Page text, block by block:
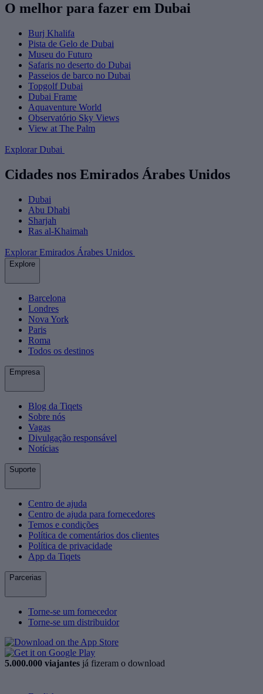
O melhor para fazer em Dubai
Burj Khalifa
Pista de Gelo de Dubai
Museu do Futuro
Safaris no deserto do Dubai
Passeios de barco no Dubai
Topgolf Dubai
Dubai Frame
Aquaventure World
Observatório Sky Views
View at The Palm
Explorar Dubai
Cidades nos Emirados Árabes Unidos
Dubai
Abu Dhabi
Sharjah
Ras al-Khaimah
Explorar Emirados Árabes Unidos
Explore
Barcelona
Londres
Nova York
Paris
Roma
Todos os destinos
Empresa
Blog da Tiqets
Sobre nós
Vagas
Divulgação responsável
Notícias
Suporte
Centro de ajuda
Centro de ajuda para fornecedores
Temos e condições
Política de comentários dos clientes
Política de privacidade
App da Tiqets
Parcerias
Torne-se um fornecedor
Torne-se um distribuidor
5.000.000 viajantes já fizeram o download